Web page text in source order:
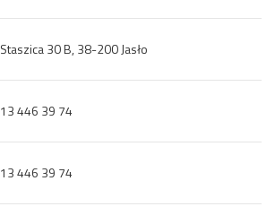
Staszica 30 B, 38-200 Jasło
13 446 39 74
13 446 39 74